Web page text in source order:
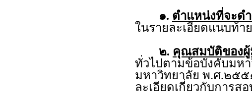
๑. ตำแหน่งที่จะด
ในรายละเอียดแนบท้า
๒. คุณสมบัติของ
ทั่วไปตามข้อบังคับมห
มหาวิทยาลัย พ.ศ.๒๕
ละเอียดเกี่ยวกับการส